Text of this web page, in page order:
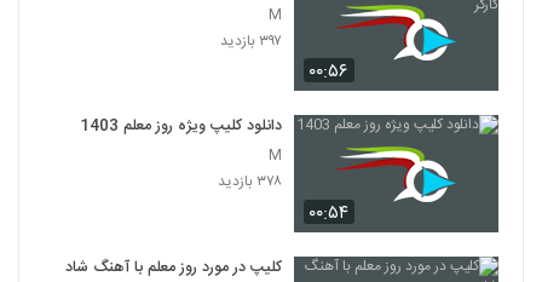
۰۰:۵۶
M
۳۹۷ بازدید
۰۰:۵۴
دانلود کلیپ ویژه روز معلم 1403
M
۳۷۸ بازدید
کلیپ در مورد روز معلم با آهنگ شاد